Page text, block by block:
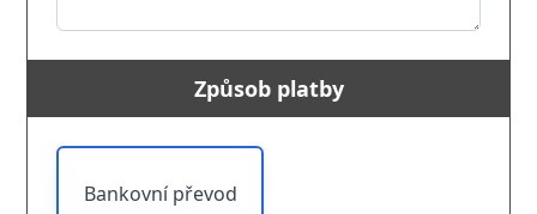
Způsob platby
Bankovní převod